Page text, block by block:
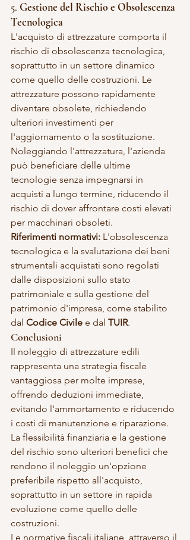
5. Gestione del Rischio e Obsolescenza
Tecnologica
L'acquisto di attrezzature comporta il
rischio di obsolescenza tecnologica,
soprattutto in un settore dinamico
come quello delle costruzioni. Le
attrezzature possono rapidamente
diventare obsolete, richiedendo
ulteriori investimenti per
l'aggiornamento o la sostituzione.
Noleggiando l'attrezzatura, l'azienda
può beneficiare delle ultime
tecnologie senza impegnarsi in
acquisti a lungo termine, riducendo il
rischio di dover affrontare costi elevati
per macchinari obsoleti.
Riferimenti normativi: L'obsolescenza
tecnologica e la svalutazione dei beni
strumentali acquistati sono regolati
dalle disposizioni sullo stato
patrimoniale e sulla gestione del
patrimonio d'impresa, come stabilito
dal Codice Civile e dal TUIR.
Conclusioni
Il noleggio di attrezzature edili
rappresenta una strategia fiscale
vantaggiosa per molte imprese,
offrendo deduzioni immediate,
evitando l'ammortamento e riducendo
i costi di manutenzione e riparazione.
La flessibilità finanziaria e la gestione
del rischio sono ulteriori benefici che
rendono il noleggio un'opzione
preferibile rispetto all'acquisto,
soprattutto in un settore in rapida
evoluzione come quello delle
costruzioni.
Le normative fiscali italiane, attraverso il